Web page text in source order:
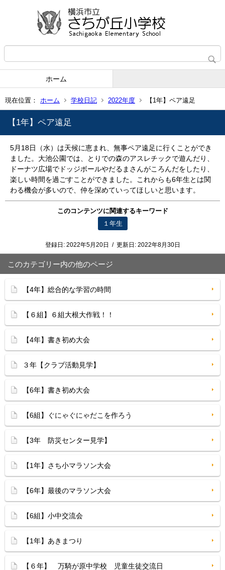
ホーム
現在位置： ホーム 学校日記 2022年度 【1年】ペア遠足
【1年】ペア遠足
5月18日（水）は天候に恵まれ、無事ペア遠足に行くことができ
ました。大池公園では、とりでの森のアスレチックで遊んだり、
ドーナツ広場でドッジボールやだるまさんがころんだをしたり、
楽しい時間を過ごすことができました。これからも6年生とは関
わる機会が多いので、仲を深めていってほしいと思います。
このコンテンツに関連するキーワード
１年生
登録日: 2022年5月20日 / 更新日: 2022年8月30日
このカテゴリー内の他のページ
【4年】総合的な学習の時間
【６組】６組大根大作戦！！
【4年】書き初め大会
３年【クラブ活動見学】
【6年】書き初め大会
【6組】ぐにゃぐにゃだこを作ろう
【3年 防災センター見学】
【1年】さち小マラソン大会
【6年】最後のマラソン大会
【6組】小中交流会
【1年】あきまつり
【６年】 万騎が原中学校 児童生徒交流日